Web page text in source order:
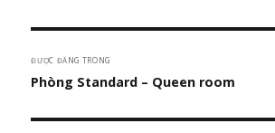
hướng
ĐƯỢC ĐĂNG TRONG
Phòng Standard – Queen room